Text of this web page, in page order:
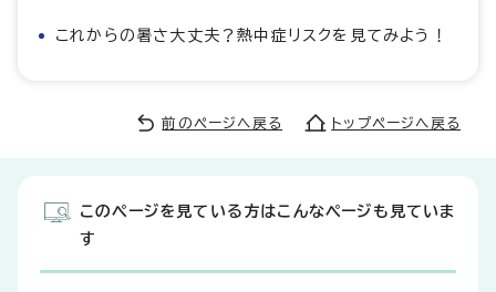
これからの暑さ大丈夫？熱中症リスクを見てみよう！
前のページへ戻る トップページへ戻る
このページを見ている方はこんなページも見ていま
す